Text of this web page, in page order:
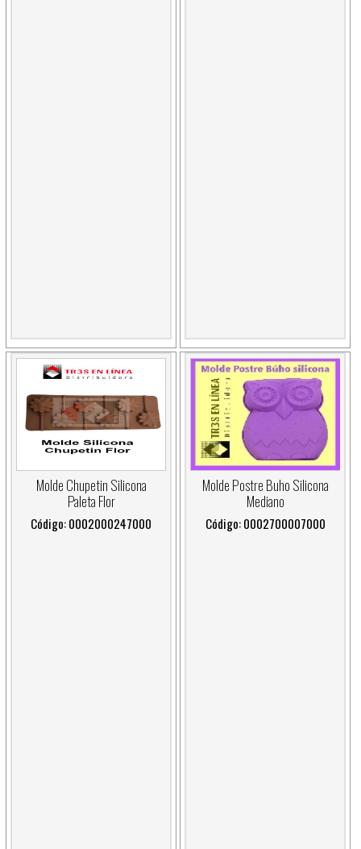
Molde Chupetin Silicona
Paleta Flor
Código: 0002000247000
Molde Postre Buho Silicona
Mediano
Código: 0002700007000